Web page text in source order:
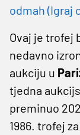
odmah (Igraj
Ovaj je trofej
nedavno
aukciju u
tjedna
preminuo
1986. trofej